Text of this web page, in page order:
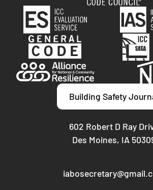
Building Safety
602 Robert D Ray
Des Moines, IA